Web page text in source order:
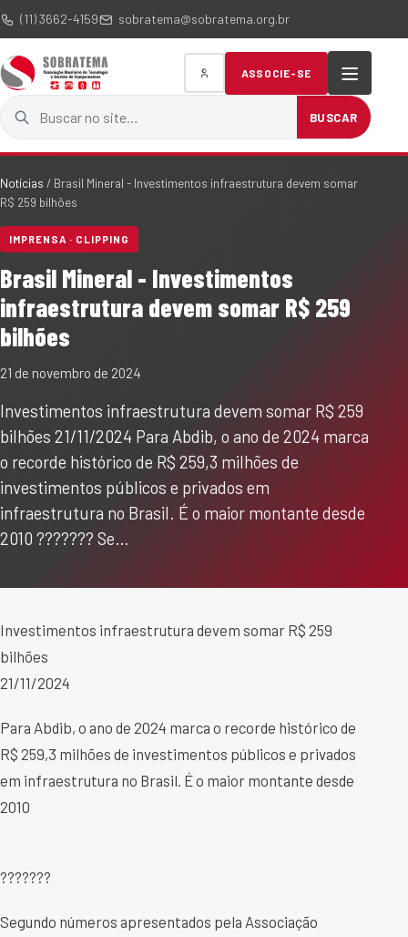
(11) 3662-4159 sobratema@sobratema.org.br
Buscar no site
BUSCAR
ASSOCIE-SE
Notícias / Brasil Mineral - Investimentos infraestrutura devem somar
R$ 259 bilhões
IMPRENSA · CLIPPING
Brasil Mineral - Investimentos
infraestrutura devem somar R$ 259
bilhões
21 de novembro de 2024
Investimentos infraestrutura devem somar R$ 259
bilhões 21/11/2024 Para Abdib, o ano de 2024 marca
o recorde histórico de R$ 259,3 milhões de
investimentos públicos e privados em
infraestrutura no Brasil. É o maior montante desde
2010 ??????? Se…
Investimentos infraestrutura devem somar R$ 259
bilhões
21/11/2024
Para Abdib, o ano de 2024 marca o recorde histórico de
R$ 259,3 milhões de investimentos públicos e privados
em infraestrutura no Brasil. É o maior montante desde
2010
???????
Segundo números apresentados pela Associação